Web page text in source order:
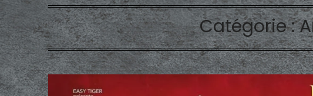
Catégorie :